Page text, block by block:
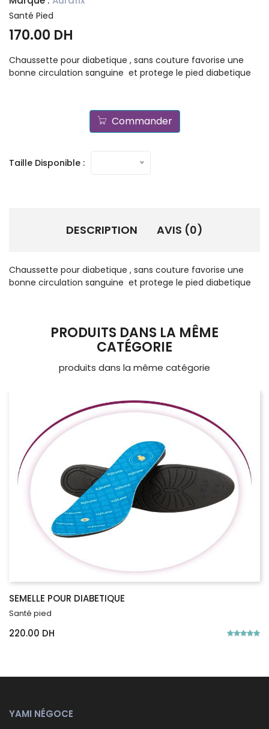
Santé Pied
170.00 DH
Chaussette pour diabetique , sans couture favorise une
bonne circulation sanguine et protege le pied diabetique
Commander
Taille Disponible :
DESCRIPTION AVIS (0)
Chaussette pour diabetique , sans couture favorise une
bonne circulation sanguine et protege le pied diabetique
PRODUITS DANS LA MÊME
CATÉGORIE
produits dans la même catégorie
SEMELLE POUR DIABETIQUE
Santé pied
220.00 DH
YAMI NÉGOCE